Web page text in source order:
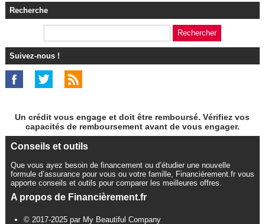
Recherche
Suivez-nous !
Un crédit vous engage et doit être remboursé. Vérifiez vos
capacités de remboursement avant de vous engager.
Conseils et outils
Que vous ayez besoin de financement ou d’étudier une nouvelle
formule d’assurance pour vous ou votre famille, Financièrement.fr vous
apporte conseils et outils pour comparer les meilleures offres.
A propos de Financièrement.fr
© 2017-2025 par My Beautiful Company